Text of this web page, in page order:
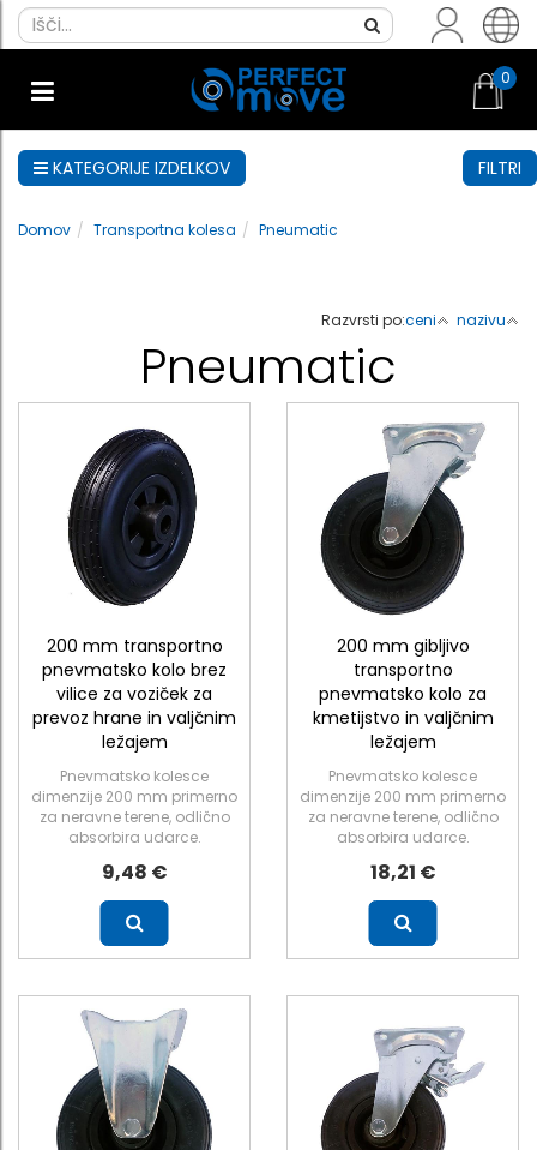
0
KATEGORIJE IZDELKOV FILTRI
Domov Transportna kolesa Pneumatic
Razvrsti po:ceni nazivu
Pneumatic
200 mm transportno
pnevmatsko kolo brez
vilice za voziček za
prevoz hrane in valjčnim
ležajem
Pnevmatsko kolesce
dimenzije 200 mm primerno
za neravne terene, odlično
absorbira udarce.
9,48 €
200 mm gibljivo
transportno
pnevmatsko kolo za
kmetijstvo in valjčnim
ležajem
Pnevmatsko kolesce
dimenzije 200 mm primerno
za neravne terene, odlično
absorbira udarce.
18,21 €